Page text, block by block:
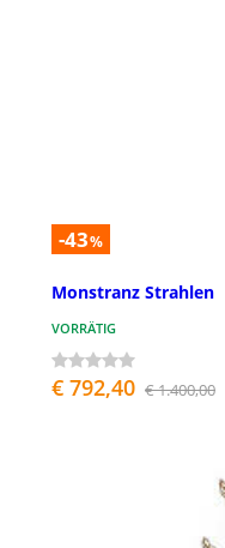
-43%
Monstranz Strahlen
VORRÄTIG
€ 792,40 € 1.400,00